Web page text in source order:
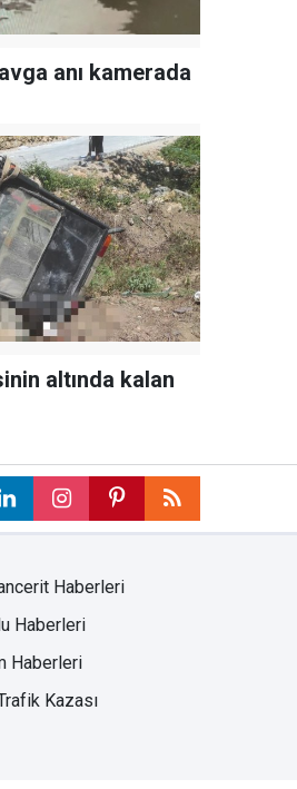
anı kamerada
altında kalan
Haberleri
Haberleri
Haberleri
Kazası